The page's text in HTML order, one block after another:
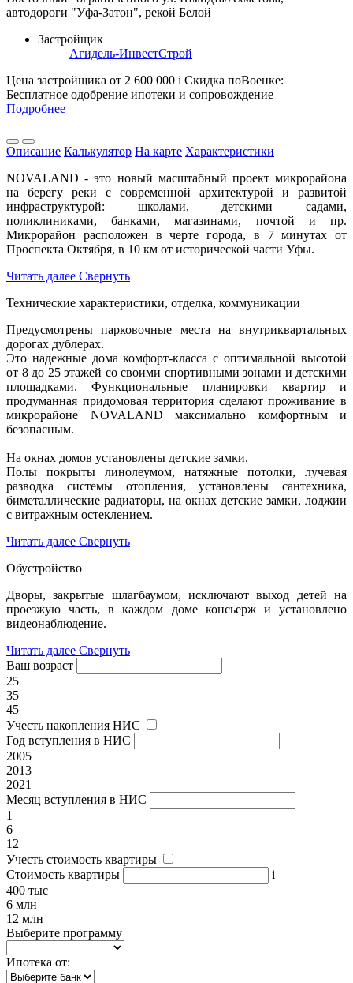
автодороги "Уфа-Затон", рекой Белой
Застройщик
Агидель-ИнвестСтрой
Цена застройщика от 2 600 000 i Скидка поВоенке:
Бесплатное одобрение ипотеки и сопровождение
Подробнее
Описание Калькулятор На карте Характеристики
NOVALAND - это новый масштабный проект микрорайона
на берегу реки с современной архитектурой и развитой
инфраструктурой: школами, детскими садами,
поликлиниками, банками, магазинами, почтой и пр.
Микрорайон расположен в черте города, в 7 минутах от
Проспекта Октября, в 10 км от исторической части Уфы.
Читать далее Свернуть
Технические характеристики, отделка, коммуникации
Предусмотрены парковочные места на внутриквартальных
дорогах дублерах.
Это надежные дома комфорт-класса с оптимальной высотой
от 8 до 25 этажей со своими спортивными зонами и детскими
площадками. Функциональные планировки квартир и
продуманная придомовая территория сделают проживание в
микрорайоне NOVALAND максимально комфортным и
безопасным.
На окнах домов установлены детские замки.
Полы покрыты линолеумом, натяжные потолки, лучевая
разводка системы отопления, установлены сантехника,
биметаллические радиаторы, на окнах детские замки, лоджии
с витражным остеклением.
Читать далее Свернуть
Обустройство
Дворы, закрытые шлагбаумом, исключают выход детей на
проезжую часть, в каждом доме консьерж и установлено
видеонаблюдение.
Читать далее Свернуть
Ваш возраст
25
35
45
Учесть накопления НИС
Год вступления в НИС
2005
2013
2021
Месяц вступления в НИС
1
6
12
Учесть стоимость квартиры
Стоимость квартиры
i
400 тыс
6 млн
12 млн
Выберите программу
Ипотека от: